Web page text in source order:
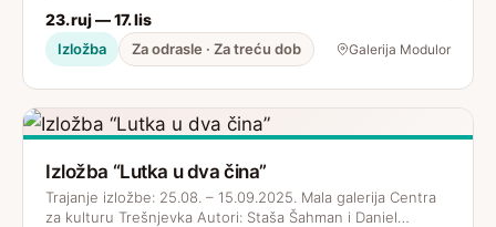
23. ruj — 17. lis
Izložba Za odrasle · Za treću dob Galerija Modulor
Izložba “Lutka u dva čina”
Trajanje izložbe: 25.08. – 15.09.2025. Mala galerija Centra
za kulturu Trešnjevka Autori: Staša Šahman i Daniel…